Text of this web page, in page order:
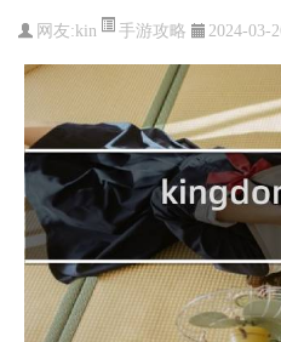
网友: kin 手游攻略 2024-03-